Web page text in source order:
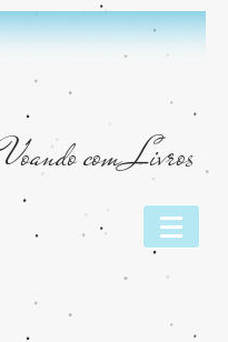
Voando com Livros